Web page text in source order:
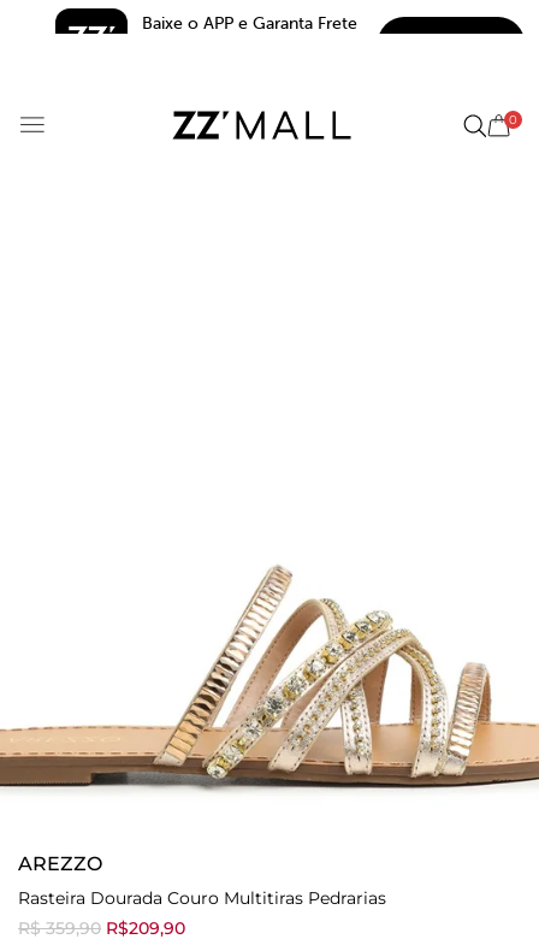
Baixe o APP e Garanta Frete
0
AREZZO
Rasteira Dourada Couro Multitiras Pedrarias
R$ 359,90 R$209,90